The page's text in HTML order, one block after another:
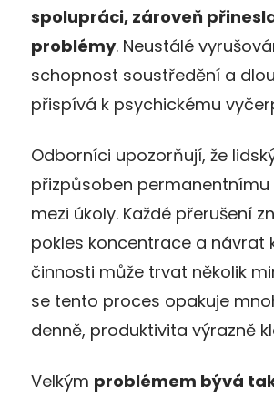
spolupráci, zároveň
problémy. Neustálé
schopnost soustředění a
přispívá k psychickému
Odborníci upozorňují, že
přizpůsoben
mezi úkoly. Každé přerušení
pokles koncentrace a návrat
činnosti může trvat několik
se tento proces opakuje
denně, produktivita výrazně
Velkým problémem bývá